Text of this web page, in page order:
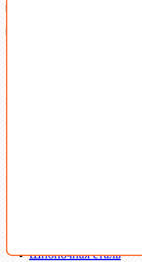
Крепеж-Маркет оптовая
Производство и оптовая
Шпоночная сталь